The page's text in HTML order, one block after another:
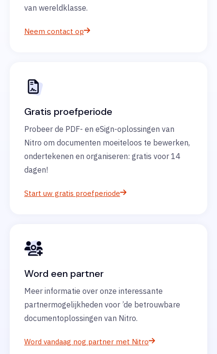
van wereldklasse.
Neem contact op
Gratis proefperiode
Probeer de PDF- en eSign-oplossingen van
Nitro om documenten moeiteloos te bewerken,
ondertekenen en organiseren: gratis voor 14
dagen!
Start uw gratis proefperiode
Word een partner
Meer informatie over onze interessante
partnermogelijkheden voor ’de betrouwbare
documentoplossingen van Nitro.
Word vandaag nog partner met Nitro